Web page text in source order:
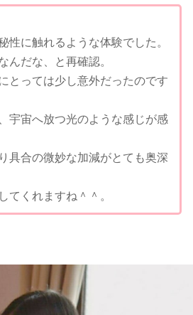
性に触れるような体験でした。
んだな、と再確認。
とっては少し意外だったのです
宇宙へ放つ光のような感じが感
具合の微妙な加減がとても奥深
てくれますね＾＾。